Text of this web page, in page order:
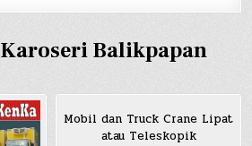
Karoseri Balikpapan
Mobil dan Truck Crane Lipat
atau Teleskopik